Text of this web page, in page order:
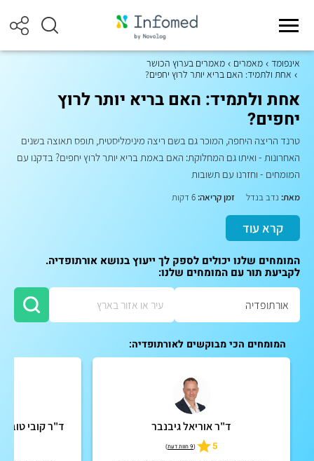
אינפומד מאמרים
מאמרים בערוץ הכושר
אחת ולתמיד: האם בריא יותר לרוץ יחפים?
אחת ולתמיד: האם בריא יותר לרוץ
יחפים?
טרנד הריצה היחפה, המוכר גם בשם ריצה מינימליסטית, תופס תאוצה בשנים
האחרונות - ואיתו גם המחלוקת: האם באמת בריא יותר לרוץ יחפים? בדקנו עם
המומחים - וחזרנו עם תשובות
מאת: נדב בנדל זמן קריאה:
קרא עוד
המומחים שלנו יכולים לספק לך ייעוץ בנושא אורתופדיה.
לקביעת תור עם המומחים שלנו:
המומחים הכי מבוקשים לאורתופדיה:
ד"ר אוריאל גיבנבר
5
(9 חוות דעת )
ד"ר קובי טובי PHD - מרפאת טובי טבעי